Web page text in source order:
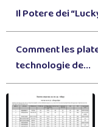
Il Potere dei
Comment les
technologie de...